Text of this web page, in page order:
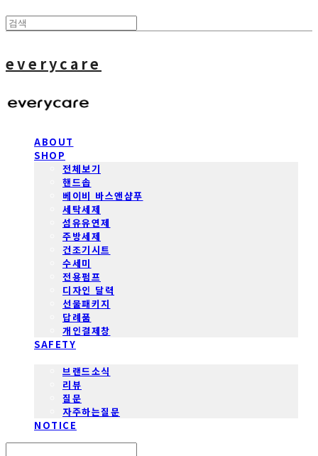
everycare
ABOUT
SHOP
전체보기
핸드솝
베이비 바스앤샴푸
세탁세제
섬유유연제
주방세제
건조기시트
수세미
전용펌프
디자인 달력
선물패키지
답례품
개인결제창
SAFETY
브랜드소식
리뷰
질문
자주하는질문
NOTICE